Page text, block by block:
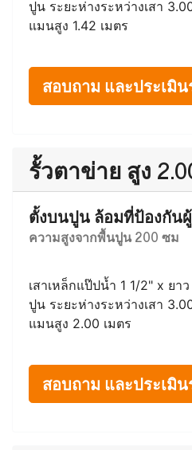
สอบถาม และประเมินร
ตั้งบนปูน ล้อมที่บอกอา
ความสูงจากพื้นปูน 150 ซม
เสาเหล็กแป๊ปน้ำ 1 1/2" x ยาว
แมนสูง 1.42 เมตร
สอบถาม และประเมินร